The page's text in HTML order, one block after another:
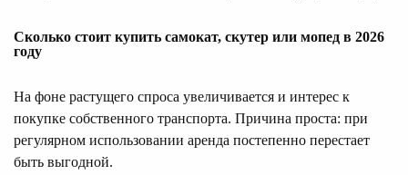
Сколько стоит купить самокат, скутер или мопед в 2026
году
На фоне растущего спроса увеличивается и интерес к
покупке собственного транспорта. Причина проста: при
регулярном использовании аренда постепенно перестает
быть выгодной.